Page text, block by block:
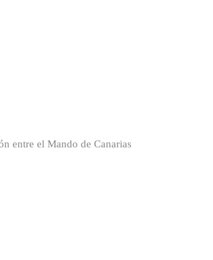
entre el Mando de Canarias